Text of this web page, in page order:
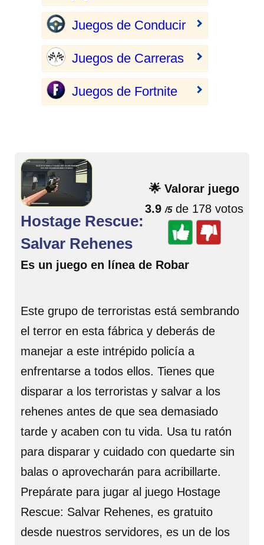
Juegos de Conducir
Juegos de Carreras
Juegos de Fortnite
🌟 Valorar juego
3.9 /5de 178 votos
Hostage Rescue:
Salvar Rehenes
Es un juego en línea de Robar
Este grupo de terroristas está sembrando
el terror en esta fábrica y deberás de
manejar a este intrépido policía a
enfrentarse a todos ellos. Tienes que
disparar a los terroristas y salvar a los
rehenes antes de que sea demasiado
tarde y acaben con tu vida. Usa tu ratón
para disparar y cuidado con quedarte sin
balas o aprovecharán para acribillarte.
Prepárate para jugar al juego Hostage
Rescue: Salvar Rehenes, es gratuito
desde nuestros servidores, es un de los